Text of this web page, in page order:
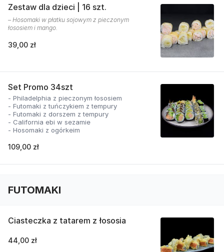
Zestaw dla dzieci | 16 szt.
– Hosomaki w płatku sojowym z pieczonym
łososiem i mango.
39,00 zł
Set Promo 34szt
- Philadelphia z pieczonym łososiem
- Futomaki z tuńczykiem z tempury
- Futomaki z dorszem z tempury
- California ebi w sezamie
- Hosomaki z ogórkeim
109,00 zł
FUTOMAKI
Ciasteczka z tatarem z łososia
44,00 zł